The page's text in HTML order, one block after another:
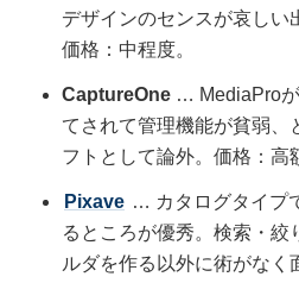
デザインのセンスが哀しい
価格：中程度。
CaptureOne … MediaPro
てされて管理機能が貧弱、
フトとして論外。価格：高
Pixave … カタログタイプ
るところが優秀。検索・絞
ルダを作る以外に術がなく